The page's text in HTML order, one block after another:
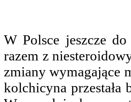
W Polsce jeszcze
razem z
zmiany wymagające
kolchicyna